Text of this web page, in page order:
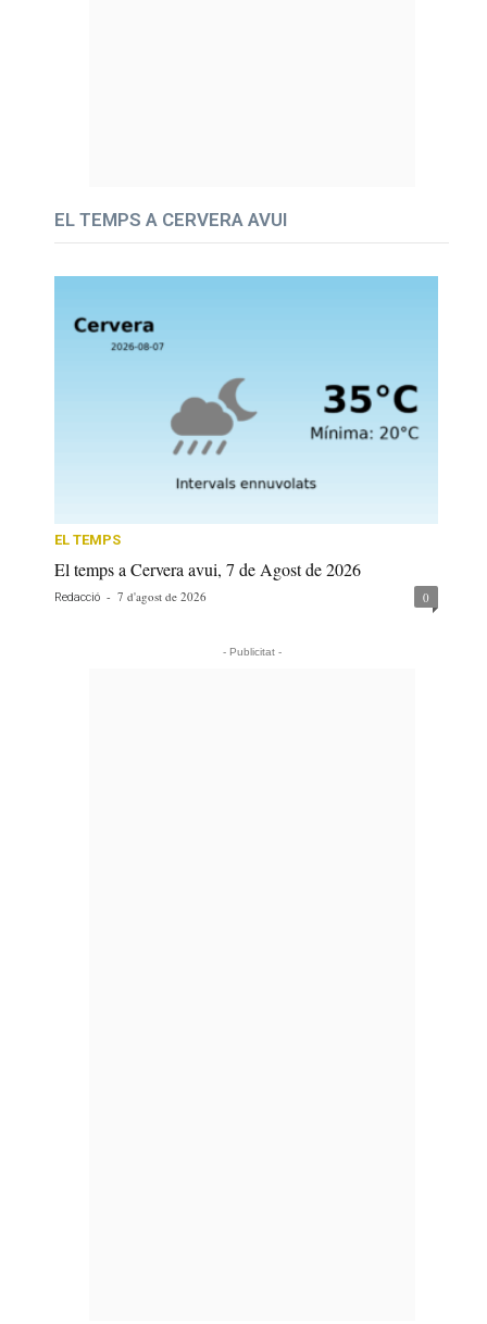
EL TEMPS A CERVERA AVUI
EL TEMPS
El temps a Cervera avui, 7 de Agost de 2026
Redacció - 7 d'agost de 2026 0
- Publicitat -